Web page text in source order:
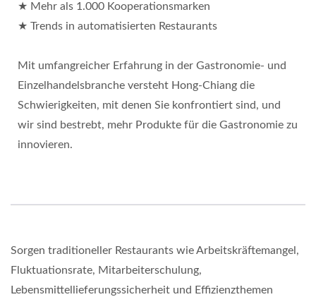
★ Mehr als 1.000 Kooperationsmarken
★ Trends in automatisierten Restaurants
Mit umfangreicher Erfahrung in der Gastronomie- und
Einzelhandelsbranche versteht Hong-Chiang die
Schwierigkeiten, mit denen Sie konfrontiert sind, und
wir sind bestrebt, mehr Produkte für die Gastronomie zu
innovieren.
Sorgen traditioneller Restaurants wie Arbeitskräftemangel,
Fluktuationsrate, Mitarbeiterschulung,
Lebensmittellieferungssicherheit und Effizienzthemen